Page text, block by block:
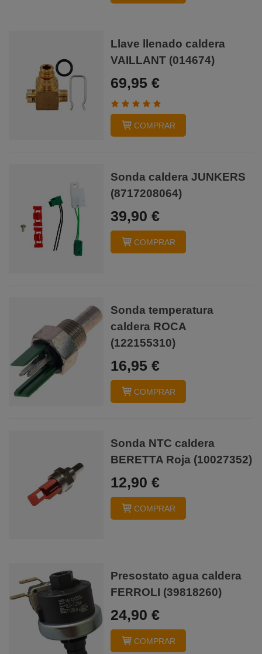
Llave llenado caldera
VAILLANT (014674)
69,95 €
COMPRAR
Sonda caldera JUNKERS
(8717208064)
39,90 €
COMPRAR
Sonda temperatura
caldera ROCA
(122155310)
16,95 €
COMPRAR
Sonda NTC caldera
BERETTA Roja (10027352)
12,90 €
COMPRAR
Presostato agua caldera
FERROLI (39818260)
24,90 €
COMPRAR